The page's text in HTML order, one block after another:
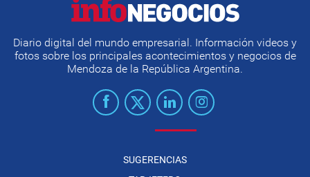
Diario digital del mundo empresarial. Información videos y
fotos sobre los principales acontecimientos y negocios de
Mendoza de la República Argentina.
SUGERENCIAS